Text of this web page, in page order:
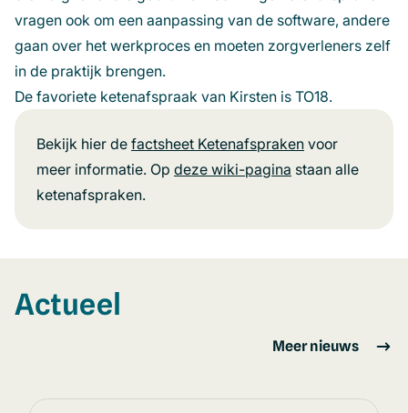
vragen ook om een aanpassing van de software, andere
gaan over het werkproces en moeten zorgverleners zelf
in de praktijk brengen.
De favoriete ketenafspraak van Kirsten is TO18.
Bekijk hier de factsheet Ketenafspraken voor
meer informatie. Op deze wiki-pagina (opent
staan alle
ketenafspraken.
Actueel
Meer nieuws